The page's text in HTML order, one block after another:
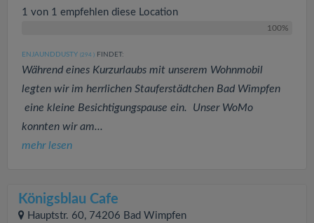
1 von 1 empfehlen diese Location
100%
ENJAUNDDUSTY (294 ) FINDET:
Während eines Kurzurlaubs mit unserem Wohnmobil
legten wir im herrlichen Stauferstädtchen Bad Wimpfen
eine kleine Besichtigungspause ein. Unser WoMo
konnten wir am...
mehr lesen
Königsblau Cafe
Hauptstr. 60, 74206 Bad Wimpfen